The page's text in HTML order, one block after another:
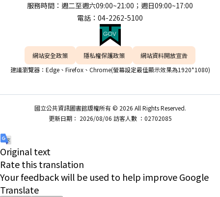
服務時間：週二至週六09:00~21:00；週日09:00~17:00
電話：04-2262-5100
網站安全政策 隱私權保護政策
網站資料開放宣告
建議瀏覽器：Edge、Firefox、Chrome(螢幕設定最佳顯示效果為1920*1080)
國立公共資訊圖書館版權所有 © 2026 All Rights Reserved.
更新日期： 2026/08/06 訪客人數 ：02702085
Original text
Rate this translation
Your feedback will be used to help improve Google
Translate